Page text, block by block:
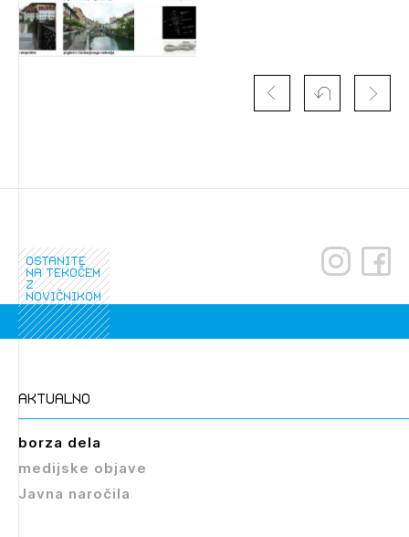
Izbrana vsebina je namenjena le ZAPS
registriranim uporabnikom. Da lahko do nje
dostopate, se je potrebno prijaviti.
REGISTRIRAJTE SE
ostanite
na tekočem
z
novičnikom
aktualno
borza dela
medijske objave
Javna naročila